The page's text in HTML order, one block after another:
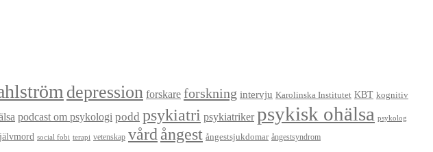
depression forskare forskning intervju Karolinska Institutet KBT kognitiv
podcast om psykologi podd psykiatri psykiatriker psykisk ohälsa psykolog
social fobi terapi vetenskap vård ångest ångestsjukdomar ångestsyndrom